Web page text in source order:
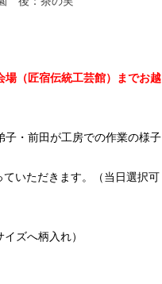
（匠宿伝統工芸館）までお越
・前田が工房での作業の様子
いただきます。（当日選択可
ズへ柄入れ）